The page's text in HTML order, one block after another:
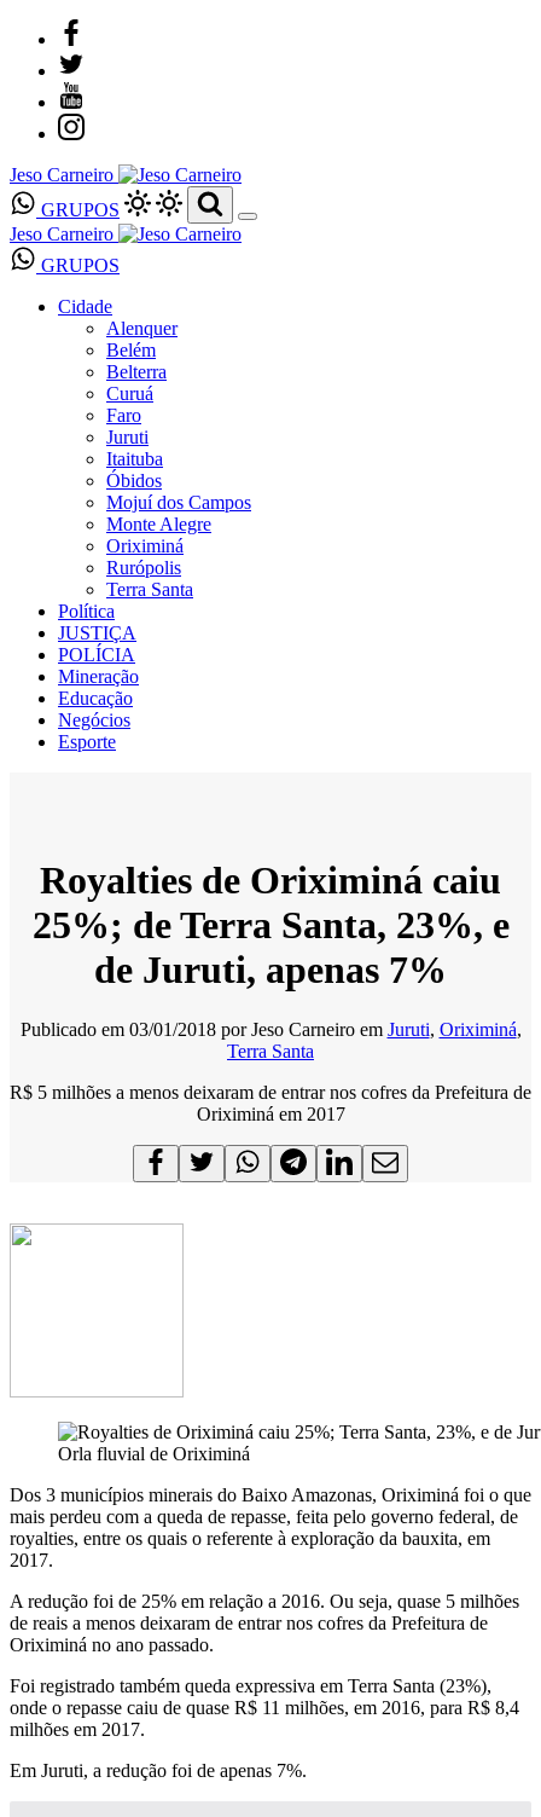
Jeso Carneiro
GRUPOS
Jeso Carneiro
GRUPOS
Cidade
Alenquer
Belém
Belterra
Curuá
Faro
Juruti
Itaituba
Óbidos
Mojuí dos Campos
Monte Alegre
Oriximiná
Rurópolis
Terra Santa
Política
JUSTIÇA
POLÍCIA
Mineração
Educação
Negócios
Esporte
Royalties de Oriximiná caiu
25%; de Terra Santa, 23%, e
de Juruti, apenas 7%
Publicado em 03/01/2018 porJeso Carneiro em Juruti, Oriximiná,
Terra Santa
R$ 5 milhões a menos deixaram de entrar nos cofres da Prefeitura de
Oriximiná em 2017
Orla fluvial de Oriximiná
Dos 3 municípios minerais do Baixo Amazonas, Oriximiná foi o que
mais perdeu com a queda de repasse, feita pelo governo federal, de
royalties, entre os quais o referente à exploração da bauxita, em
2017.
A redução foi de 25% em relação a 2016. Ou seja, quase 5 milhões
de reais a menos deixaram de entrar nos cofres da Prefeitura de
Oriximiná no ano passado.
Foi registrado também queda expressiva em Terra Santa (23%),
onde o repasse caiu de quase R$ 11 milhões, em 2016, para R$ 8,4
milhões em 2017.
Em Juruti, a redução foi de apenas 7%.